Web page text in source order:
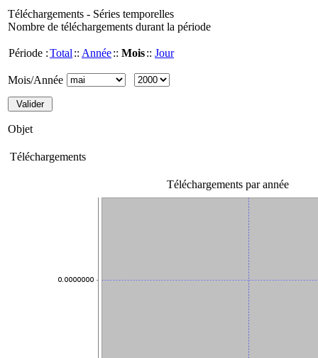
Téléchargements - Séries temporelles
Nombre de téléchargements durant la période
Période :Total :: Année:: Mois:: Jour
Mois/Année
Objet
Téléchargements
Téléchargements par année